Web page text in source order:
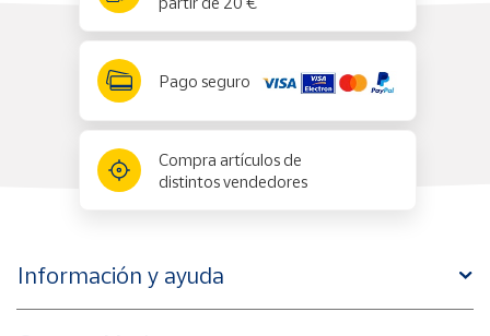
Pago seguro
Compra artículos de
distintos vendedores
Información y ayuda